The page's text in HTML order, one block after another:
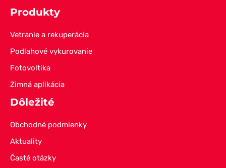
Produkty
Vetranie a rekuperácia
Podlahové vykurovanie
Fotovoltika
Zimná aplikácia
Dôležité
Obchodné podmienky
Aktuality
Časté otázky